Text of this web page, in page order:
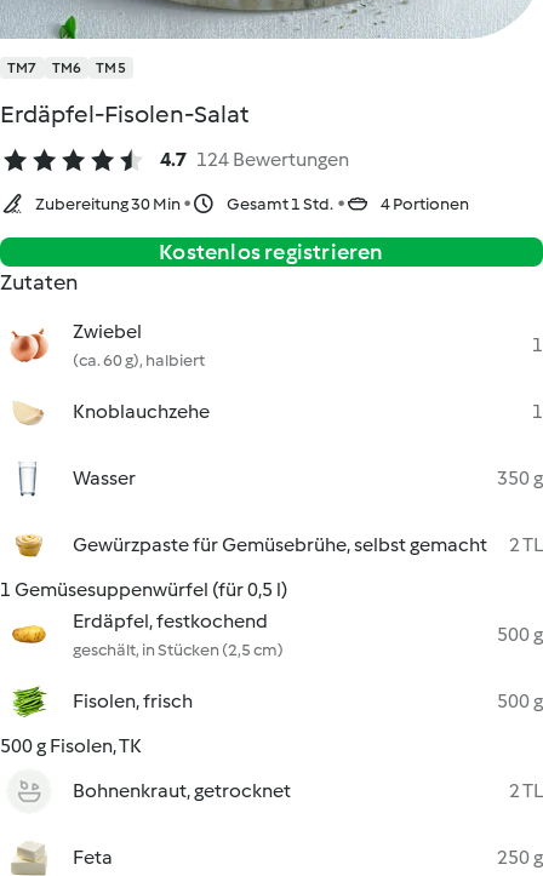
TM7 TM6 TM5
Erdäpfel-Fisolen-Salat
4.7 124 Bewertungen
Zubereitung 30 Min Gesamt 1 Std. 4 Portionen
Kostenlos registrieren
Zutaten
Zwiebel
(ca. 60 g), halbiert
1
Knoblauchzehe 1
Wasser 350 g
Gewürzpaste für Gemüsebrühe, selbst gemacht
2 TL
1 Gemüsesuppenwürfel (für 0,5 l)
Erdäpfel, festkochend
geschält, in Stücken (2,5 cm)
500 g
Fisolen, frisch
500 g
500 g Fisolen, TK
Bohnenkraut, getrocknet
2 TL
Feta 250 g